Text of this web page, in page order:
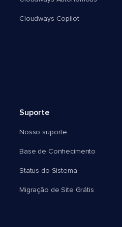
Cloudways Copilot
Suporte
Nosso suporte
Base de Conhecimento
Status do Sistema
Migração de Site Grátis